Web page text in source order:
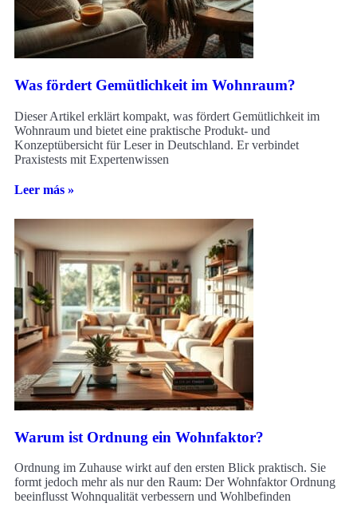
Was fördert Gemütlichkeit im Wohnraum?
Dieser Artikel erklärt kompakt, was fördert Gemütlichkeit im
Wohnraum und bietet eine praktische Produkt- und
Konzeptübersicht für Leser in Deutschland. Er verbindet
Praxistests mit Expertenwissen
Leer más »
Warum ist Ordnung ein Wohnfaktor?
Ordnung im Zuhause wirkt auf den ersten Blick praktisch. Sie
formt jedoch mehr als nur den Raum: Der Wohnfaktor Ordnung
beeinflusst Wohnqualität verbessern und Wohlbefinden